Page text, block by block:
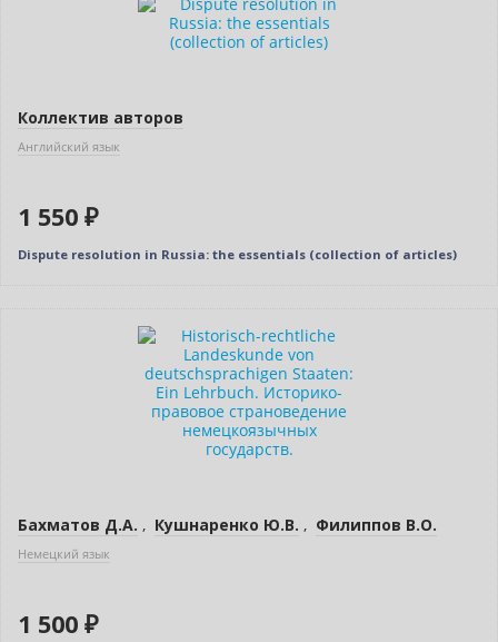
Коллектив авторов
Английский язык
1 550 ₽
Dispute resolution in Russia: the essentials (collection of articles)
Бахматов Д.А. , Кушнаренко Ю.В. , Филиппов В.О.
Немецкий язык
1 500 ₽